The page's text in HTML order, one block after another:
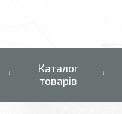
Каталог
товарів